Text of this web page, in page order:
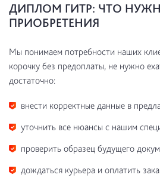
ДИПЛОМ ГИТР: ЧТО
ПРИОБРЕТЕНИЯ
Мы понимаем потребности наших
корочку без предоплаты, не нужно
достаточно:
внести корректные данные в
уточнить все нюансы с нашим
проверить образец будущего
дождаться курьера и оплатить